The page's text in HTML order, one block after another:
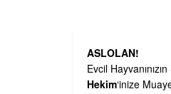
ASLOLAN!
Evcil
Hekim‘inize